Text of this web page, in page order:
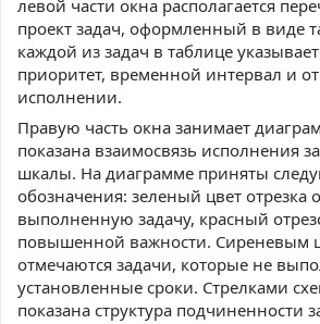
левой части окна располагается
проект задач, оформленный в виде
каждой из задач в таблице
приоритет, временной интервал и
исполнении.
Правую часть окна занимает
показана взаимосвязь исполнения
шкалы. На диаграмме приняты
обозначения: зеленый цвет отрезка
выполненную задачу, красный
повышенной важности. Сиреневым
отмечаются задачи, которые не
установленные сроки. Стрелками
показана структура подчиненности